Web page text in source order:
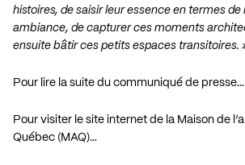
histoires, de saisir leur essence en termes
ambiance, de capturer ces moments
ensuite bâtir ces petits espaces transitoires.
Pour lire la suite du communiqué de presse…
Pour visiter le site internet de la Maison de
Québec (MAQ)…